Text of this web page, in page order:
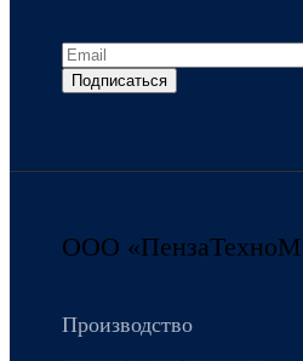
Подписаться
ООО
Производство